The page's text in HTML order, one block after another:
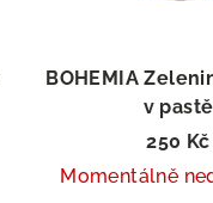
BOHEMIA
v pastě
250 Kč
Momentálně